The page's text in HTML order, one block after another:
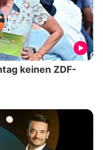
keinen ZDF-